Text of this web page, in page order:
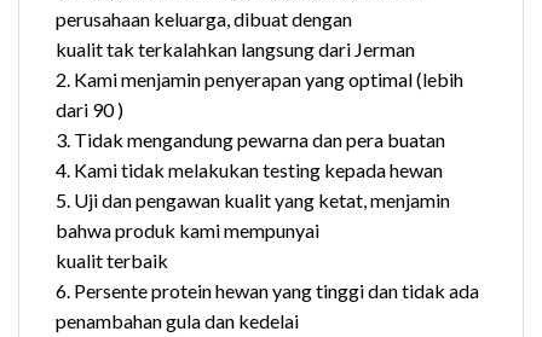
perusahaan keluarga, dibuat dengan
kualit tak terkalahkan langsung dari Jerman
2. Kami menjamin penyerapan yang optimal (lebih
dari 90 )
3. Tidak mengandung pewarna dan pera buatan
4. Kami tidak melakukan testing kepada hewan
5. Uji dan pengawan kualit yang ketat, menjamin
bahwa produk kami mempunyai
kualit terbaik
6. Persente protein hewan yang tinggi dan tidak ada
penambahan gula dan kedelai